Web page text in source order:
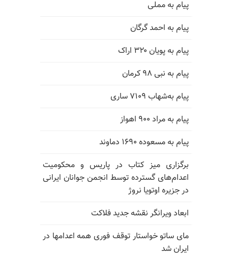
پیام به مملی
پیام به احمد گرگان
پیام به پویان ۳۲۰ اراک
پیام به نبی ۹۸ کرمان
پیام به‌شهاب ۷۱۰۹ ساری
پیام به مراد ۹۰۰ اهواز
پیام به مسعوده ۱۶۹۰ دماوند
برگزاری میز کتاب در پاریس و محکومیت
اعدام‌های گسترده توسط انجمن جوانان ایرانی
در جزیره اوتویا نروژ
ابعاد ویرانگر نقشه جدید فلاکت
مای ساتو خواستار توقف فوری همه اعدامها در
ایران شد